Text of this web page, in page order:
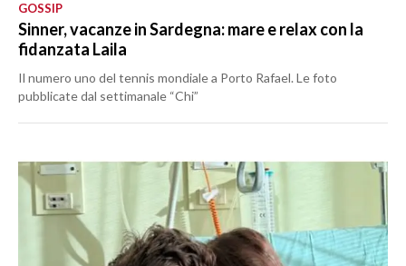
GOSSIP
Sinner, vacanze in Sardegna: mare e relax con la
fidanzata Laila
Il numero uno del tennis mondiale a Porto Rafael. Le foto
pubblicate dal settimanale “Chi”